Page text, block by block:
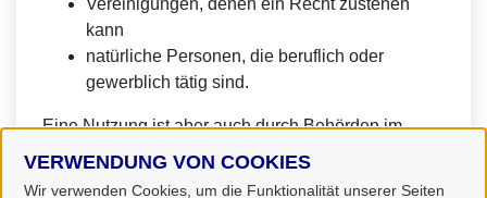
VERWENDUNG VON COOKIES
Wir verwenden Cookies, um die Funktionalität unserer Seiten
Vereinigungen, denen ein Recht zustehen
kann
natürliche Personen, die beruflich oder
gewerblich tätig sind.
Eine Nutzung ist aber auch durch Behörden im
Sinne von § 1 Abs. 4 Verwaltungsverfahrensgesetz